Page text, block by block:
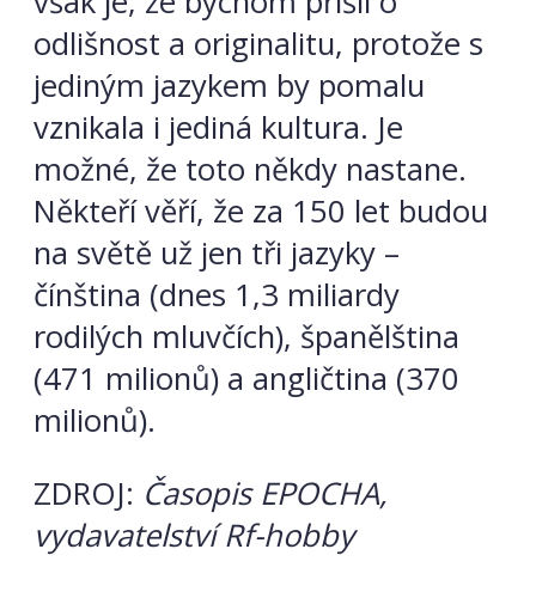
odlišnost a originalitu, protože s
jediným jazykem by pomalu
vznikala i jediná kultura. Je
možné, že toto někdy nastane.
Někteří věří, že za 150 let budou
na světě už jen tři jazyky –
čínština (dnes 1,3 miliardy
rodilých mluvčích), španělština
(471 milionů) a angličtina (370
milionů).
ZDROJ: Časopis EPOCHA,
vydavatelství Rf-hobby